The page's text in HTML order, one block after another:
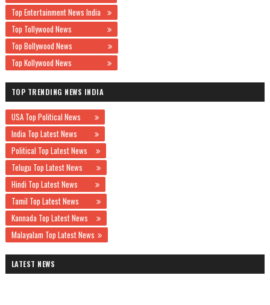
Top Entertainment News India
Top Tollywood News
Top Bollywood News
Top Kollywood News
TOP TRENDING NEWS INDIA
USA Top Political News
India Top Latest News
Political Top Latest News
Telugu Top Latest News
Hindi Top Latest News
Tamil Top Latest News
Kannada Top Latest News
Malayalam Top Latest News
LATEST NEWS